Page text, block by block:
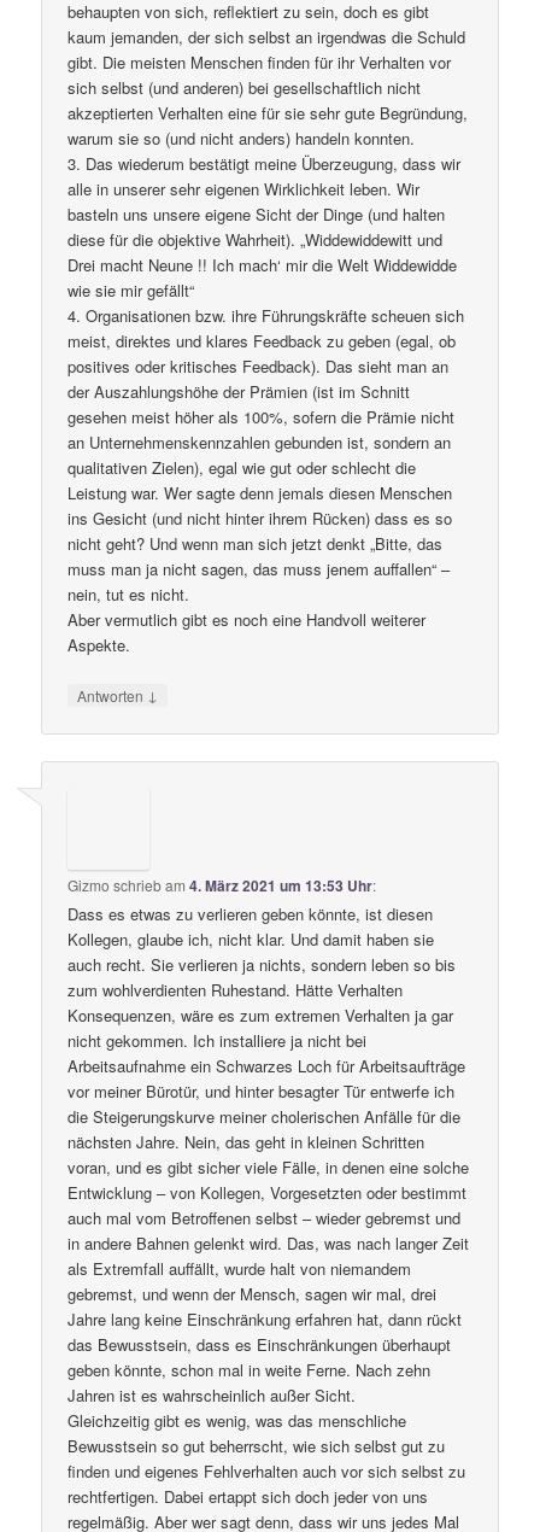
behaupten von sich, reflektiert zu sein, doch es gibt
kaum jemanden, der sich selbst an irgendwas die Schuld
gibt. Die meisten Menschen finden für ihr Verhalten vor
sich selbst (und anderen) bei gesellschaftlich nicht
akzeptierten Verhalten eine für sie sehr gute Begründung,
warum sie so (und nicht anders) handeln konnten.
3. Das wiederum bestätigt meine Überzeugung, dass wir
alle in unserer sehr eigenen Wirklichkeit leben. Wir
basteln uns unsere eigene Sicht der Dinge (und halten
diese für die objektive Wahrheit). „Widdewiddewitt und
Drei macht Neune !! Ich mach‘ mir die Welt Widdewidde
wie sie mir gefällt“
4. Organisationen bzw. ihre Führungskräfte scheuen sich
meist, direktes und klares Feedback zu geben (egal, ob
positives oder kritisches Feedback). Das sieht man an
der Auszahlungshöhe der Prämien (ist im Schnitt
gesehen meist höher als 100%, sofern die Prämie nicht
an Unternehmenskennzahlen gebunden ist, sondern an
qualitativen Zielen), egal wie gut oder schlecht die
Leistung war. Wer sagte denn jemals diesen Menschen
ins Gesicht (und nicht hinter ihrem Rücken) dass es so
nicht geht? Und wenn man sich jetzt denkt „Bitte, das
muss man ja nicht sagen, das muss jenem auffallen“ –
nein, tut es nicht.
Aber vermutlich gibt es noch eine Handvoll weiterer
Aspekte.
Antworten ↓
Gizmo schriebam4. März 2021 um 13:53 Uhr:
Dass es etwas zu verlieren geben könnte, ist diesen
Kollegen, glaube ich, nicht klar. Und damit haben sie
auch recht. Sie verlieren ja nichts, sondern leben so bis
zum wohlverdienten Ruhestand. Hätte Verhalten
Konsequenzen, wäre es zum extremen Verhalten ja gar
nicht gekommen. Ich installiere ja nicht bei
Arbeitsaufnahme ein Schwarzes Loch für Arbeitsaufträge
vor meiner Bürotür, und hinter besagter Tür entwerfe ich
die Steigerungskurve meiner cholerischen Anfälle für die
nächsten Jahre. Nein, das geht in kleinen Schritten
voran, und es gibt sicher viele Fälle, in denen eine solche
Entwicklung – von Kollegen, Vorgesetzten oder bestimmt
auch mal vom Betroffenen selbst – wieder gebremst und
in andere Bahnen gelenkt wird. Das, was nach langer Zeit
als Extremfall auffällt, wurde halt von niemandem
gebremst, und wenn der Mensch, sagen wir mal, drei
Jahre lang keine Einschränkung erfahren hat, dann rückt
das Bewusstsein, dass es Einschränkungen überhaupt
geben könnte, schon mal in weite Ferne. Nach zehn
Jahren ist es wahrscheinlich außer Sicht.
Gleichzeitig gibt es wenig, was das menschliche
Bewusstsein so gut beherrscht, wie sich selbst gut zu
finden und eigenes Fehlverhalten auch vor sich selbst zu
rechtfertigen. Dabei ertappt sich doch jeder von uns
regelmäßig. Aber wer sagt denn, dass wir uns jedes Mal